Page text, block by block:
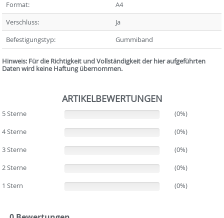
Format:
A4
Verschluss:
Ja
Befestigungstyp:
Gummiband
Hinweis: Für die Richtigkeit und Vollständigkeit der hier aufgeführten
Daten wird keine Haftung übernommen.
ARTIKELBEWERTUNGEN
5 Sterne
(0%)
4 Sterne
(0%)
3 Sterne
(0%)
2 Sterne
(0%)
1 Stern
(0%)